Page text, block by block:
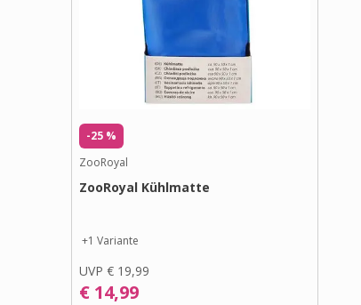
-25 %
ZooRoyal
ZooRoyal Kühlmatte
+1 Variante
UVP € 19,99
€ 14,99